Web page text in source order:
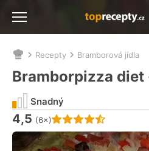
Nacházíte
se
zde:
Recepty Bramborová jídla
Bramborpizza diet
Hodnocení receptu je
4,5 (6×)
Snadný